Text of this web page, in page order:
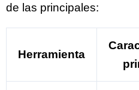
de las principales:
Herramienta